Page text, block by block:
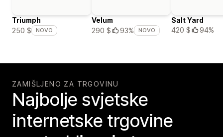
Triumph
250 $
NOVO
Velum
290 $
93% NOVO
Salt Yard
420 $
94%
ZAMIŠLJENO ZA TRGOVINU
Najbolje svjetske
internetske trgovine